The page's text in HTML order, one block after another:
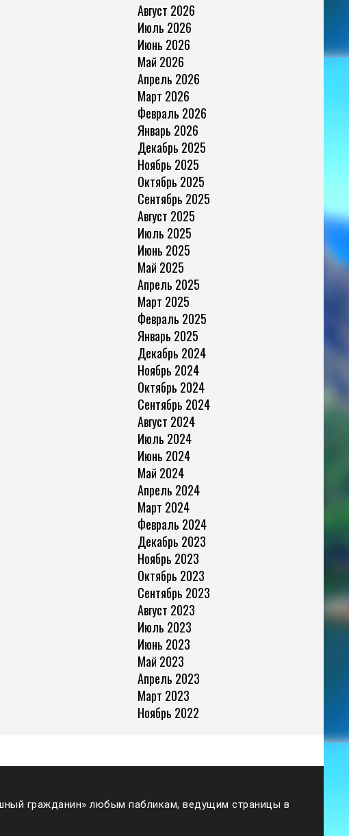
Август 2026
Июль 2026
Июнь 2026
Май 2026
Апрель 2026
Март 2026
Февраль 2026
Январь 2026
Декабрь 2025
Ноябрь 2025
Октябрь 2025
Сентябрь 2025
Август 2025
Июль 2025
Июнь 2025
Май 2025
Апрель 2025
Март 2025
Февраль 2025
Январь 2025
Декабрь 2024
Ноябрь 2024
Октябрь 2024
Сентябрь 2024
Август 2024
Июль 2024
Июнь 2024
Май 2024
Апрель 2024
Март 2024
Февраль 2024
Декабрь 2023
Ноябрь 2023
Октябрь 2023
Сентябрь 2023
Август 2023
Июль 2023
Июнь 2023
Май 2023
Апрель 2023
Март 2023
Ноябрь 2022
гражданин» любым пабликам, ведущим страницы в